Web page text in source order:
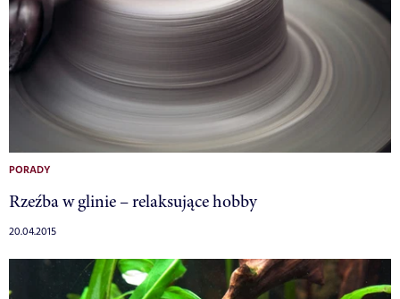
PORADY
Rzeźba w glinie – relaksujące hobby
20.04.2015